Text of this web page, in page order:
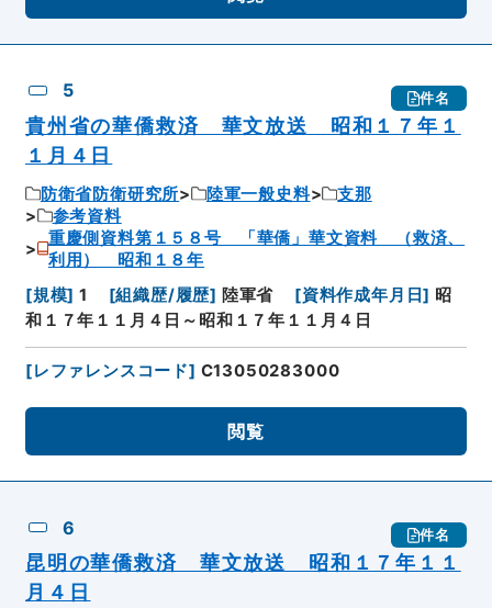
5 件名
貴州省の華僑救済 華文放送 昭和１７年１
１月４日
防衛省防衛研究所 陸軍一般史料
支那
参考資料
重慶側資料第１５８号 「華僑」華文資料 （救済、
利用） 昭和１８年
[規模] 1 [組織歴/履歴] 陸軍省 [資料作成年月日] 昭
和１７年１１月４日～昭和１７年１１月４日
[レファレンスコード] C13050283000
閲覧
6 件名
昆明の華僑救済 華文放送 昭和１７年１１
月４日